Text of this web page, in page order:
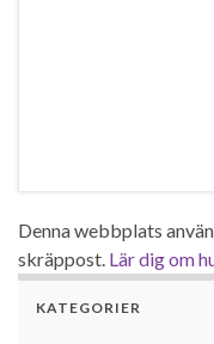
Denna webbplats
skräppost. Lär dig om
KATEGORIER